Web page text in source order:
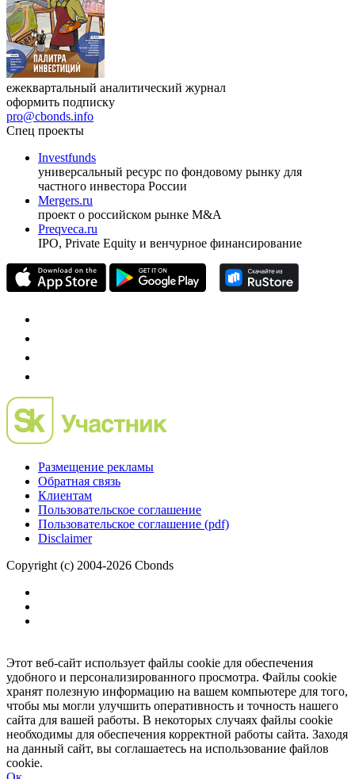
ежеквартальный аналитический журнал
оформить подписку
pro@cbonds.info
Спец проекты
Investfunds
универсальный ресурс по фондовому рынку для
частного инвестора России
проект о российском рынке M&A
Preqveca.ru
Размещение рекламы
Обратная связь
Пользовательское соглашение
Copyright (c) 2004-2026 Cbonds
Этот веб-сайт использует файлы cookie для обеспечения
удобного и персонализированного просмотра. Файлы cookie
хранят полезную информацию на вашем компьютере для того,
чтобы мы могли улучшить оперативность и точность нашего
сайта для вашей работы. В некоторых случаях файлы cookie